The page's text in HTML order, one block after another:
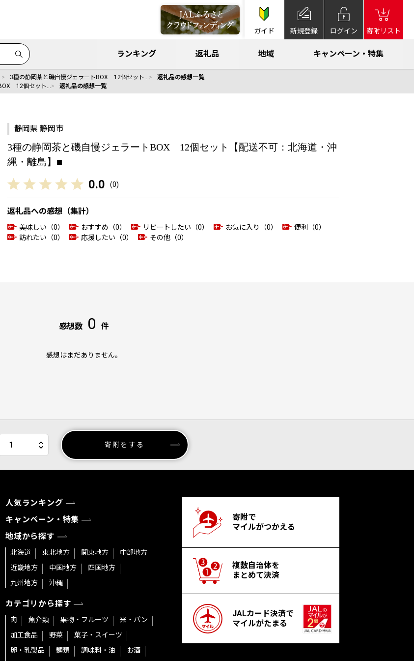
ガイド 新規登録 ログイン 寄附リスト
ランキング 返礼品 地域 キャンペーン・特集
3種の静岡茶と磯自慢ジェラートBOX 12個セット…
返礼品の感想一覧
12個セット… 返礼品の感想一覧
静岡県 静岡市
3種の静岡茶と磯自慢ジェラートBOX 12個セット【配送不可：北海道・沖
縄・離島】■
0.0 (0)
返礼品への感想（集計）
美味しい（0） おすすめ（0） リピートしたい（0） お気に入り（0）
便利（0）
訪れたい（0）
応援したい（0） その他（0）
感想数 0 件
感想はまだありません。
寄附をする
人気ランキング
キャンペーン・特集
地域から探す
北海道 東北地方 関東地方
中部地方
近畿地方
中国地方
四国地方
九州地方
沖縄
カテゴリから探す
肉 魚介類 果物・フルーツ
米・パン
加工食品
野菜
菓子・スイーツ
卵・乳製品
麺類 調味料・油 お酒
寄附で
マイルがつかえる
複数自治体を
まとめて決済
JALカード決済で
マイルがたまる